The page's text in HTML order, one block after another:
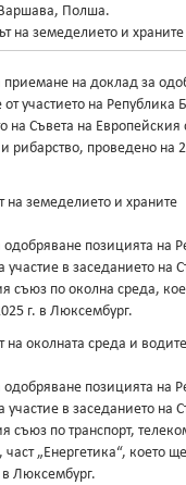
Полша.
на земеделието и храните
на доклад за
от участието на Република
на Съвета на Европейския
рибарство, проведено на
на земеделието и храните
позицията на
участие в заседанието на
съюз по околна среда,
г. в Люксембург.
на околната среда и водите
позицията на
участие в заседанието на
съюз по транспорт,
част „Енергетика“, което
Люксембург.